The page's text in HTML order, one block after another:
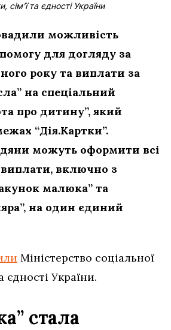
сім’ї та єдності України
можливість
для догляду за
року та виплати за
на спеціальний
про дитину”, який
“Дія.Картки”.
можуть оформити всі
виплати, включно з
малюка” та
на один єдиний
Міністерство соціальної
єдності України.
стала